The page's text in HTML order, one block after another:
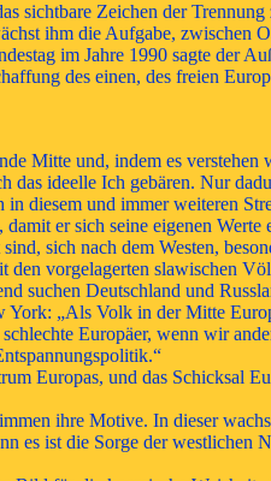
sichtbare Zeichen der
ihm die Aufgabe, zwischen
im Jahre 1990 sagte der
des einen, des freien
Mitte und, indem es
ideelle Ich gebären. Nur
diesem und immer weiteren
er sich seine eigenen Werte
sich nach dem Westen,
vorgelagerten slawischen
suchen Deutschland und
„Als Volk in der Mitte
Europäer, wenn wir
Europas, und das Schicksal
ihre Motive. In dieser
es ist die Sorge der westlichen